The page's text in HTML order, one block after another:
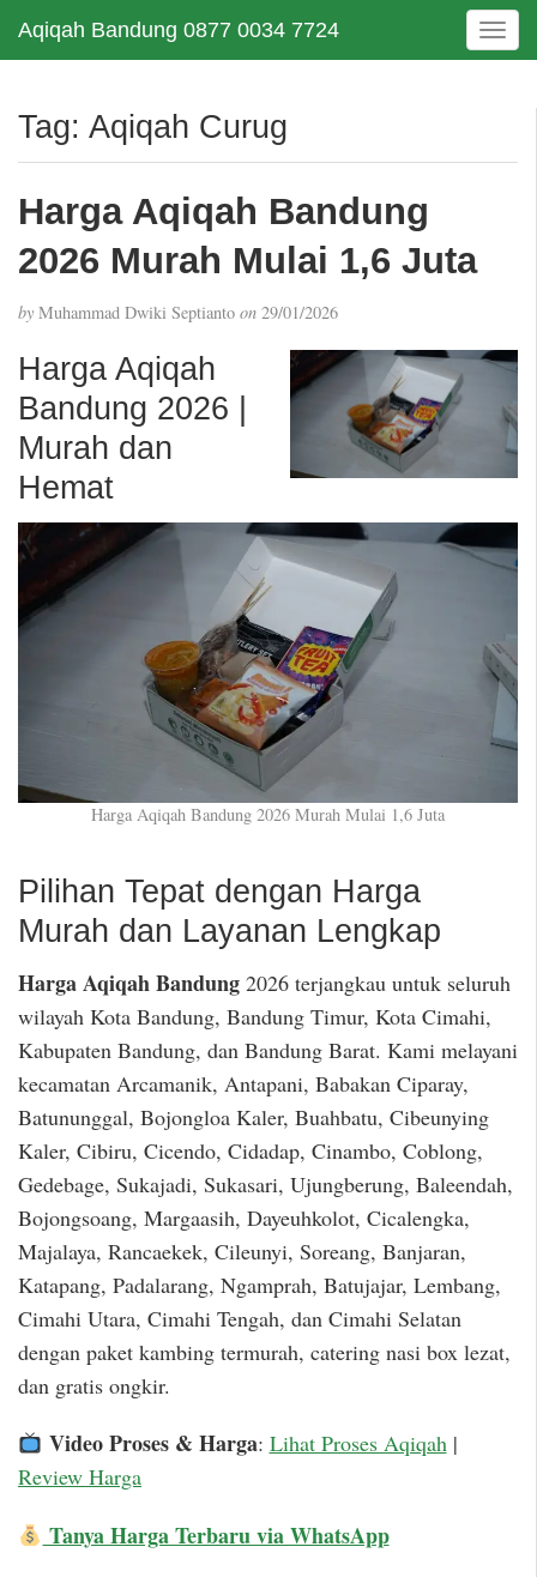
Aqiqah Bandung 0877 0034 7724
T
o
e
t
Tag: Aqiqah Curug
Harga Aqiqah Bandung
2026 Murah Mulai 1,6 Juta
by Muhammad Dwiki Septianto on 29/01/2026
Harga Aqiqah
Bandung 2026 |
Murah dan
Hemat
Harga Aqiqah Bandung 2026 Murah Mulai 1,6 Juta
Pilihan Tepat dengan Harga
Murah dan Layanan Lengkap
Harga Aqiqah Bandung 2026 terjangkau untuk seluruh
wilayah Kota Bandung, Bandung Timur, Kota Cimahi,
Kabupaten Bandung, dan Bandung Barat. Kami melayani
kecamatan Arcamanik, Antapani, Babakan Ciparay,
Batununggal, Bojongloa Kaler, Buahbatu, Cibeunying
Kaler, Cibiru, Cicendo, Cidadap, Cinambo, Coblong,
Gedebage, Sukajadi, Sukasari, Ujungberung, Baleendah,
Bojongsoang, Margaasih, Dayeuhkolot, Cicalengka,
Majalaya, Rancaekek, Cileunyi, Soreang, Banjaran,
Katapang, Padalarang, Ngamprah, Batujajar, Lembang,
Cimahi Utara, Cimahi Tengah, dan Cimahi Selatan
dengan paket kambing termurah, catering nasi box lezat,
dan gratis ongkir.
Video Proses & Harga: Lihat Proses Aqiqah|
Review Harga
Tanya Harga Terbaru via WhatsApp